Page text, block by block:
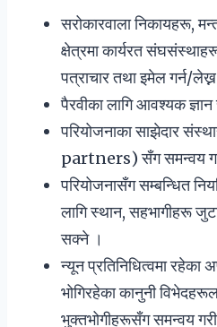
सरोकारवाला निकायहरू,
क्षेत्रमा कार्यरत
पत्राचार तथा इमेल गर्न/
पैरवीका लागि आवश्यक
परियोजनाका साझेदार
partners) सँग समन्वय
परियोजनासँग सम्बन्धित
लागि स्थान, सहभागीहरू
सक्ने ।
न्यून प्रतिनिधित्वमा
भोगिरहेका कानुनी
भुक्तभोगीहरूसँग समन्वय